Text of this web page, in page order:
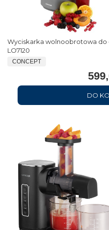
Wyciskarka wolnoobrotowa do
LO7120
CONCEPT
DO